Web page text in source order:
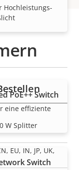
Hochleistungs-
PoE++ Switch
eine effiziente
Switch
W Splitter
EU, IN, JP, UK,